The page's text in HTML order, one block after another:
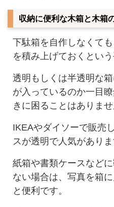
収納に便利な木箱と木箱
下駄箱を自作しなくて
を積み上げておくという
透明もしくは半透明な
が入っているのか一目
きに困ることはありませ
IKEAやダイソーで販売
スが透明で人気がありま
紙箱や書類ケースなど
ない場合は、写真を箱
と便利です。